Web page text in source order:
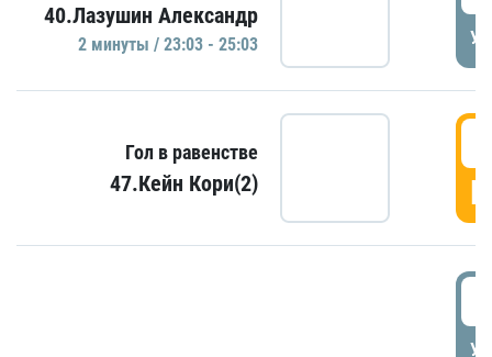
40.Лазушин Александр
2 минуты / 23:03 - 25:03
Гол в равенстве
47.Кейн Кори(2)